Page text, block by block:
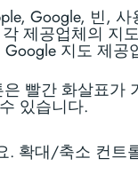
Google, 빈, 사
제공업체의 지
지도 제공
빨간 화살표가
있습니다.
. 확대/축소 컨트